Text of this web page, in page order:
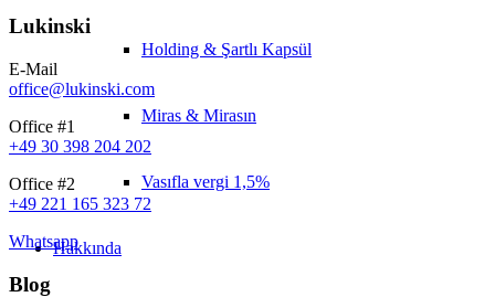
Holding & Şartlı Kapsül
Miras & Mirasın
Vasıfla vergi 1,5%
Hakkında
Lukinski
E-Mail
office@lukinski.com
Office #1
+49 30 398 204 202
Office #2
+49 221 165 323 72
Whatsapp
Blog